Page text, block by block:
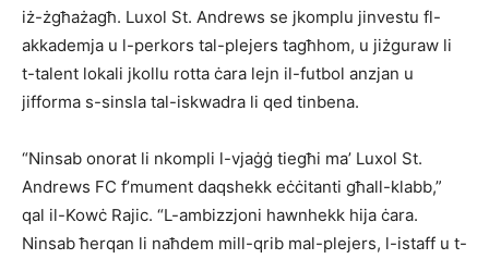
iż-żgħażagħ. Luxol St. Andrews se jkomplu jinvestu fl-
akkademja u l-perkors tal-plejers tagħhom, u jiżguraw li
t-talent lokali jkollu rotta ċara lejn il-futbol anzjan u
jifforma s-sinsla tal-iskwadra li qed tinbena.
“Ninsab onorat li nkompli l-vjaġġ tiegħi ma’ Luxol St.
Andrews FC f’mument daqshekk eċċitanti għall-klabb,”
qal il-Kowċ Rajic. “L-ambizzjoni hawnhekk hija ċara.
Ninsab ħerqan li naħdem mill-qrib mal-plejers, l-istaff u t-